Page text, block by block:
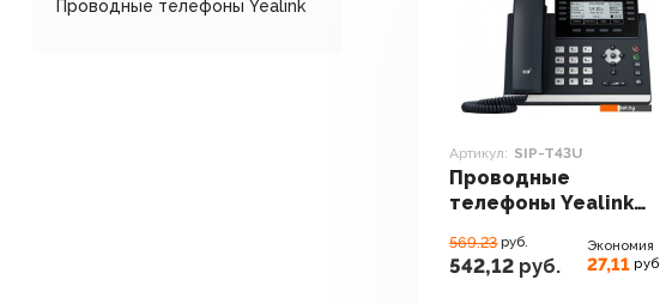
Проводные телефоны Yealink
Артикул: SIP-T43U
Проводные
телефоны Yealink
569.23 руб.
542,12 руб.
Экономия
27,11 руб.